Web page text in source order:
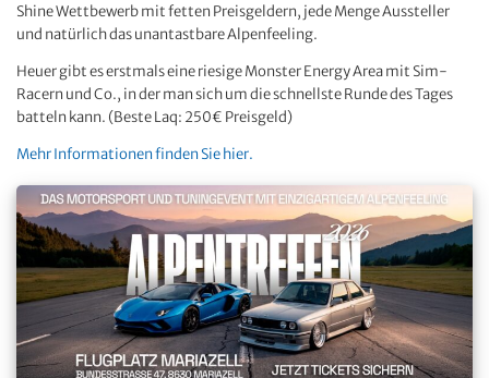
Shine Wettbewerb mit fetten Preisgeldern, jede Menge Aussteller
und natürlich das unantastbare Alpenfeeling.
Heuer gibt es erstmals eine riesige Monster Energy Area mit Sim-
Racern und Co., in der man sich um die schnellste Runde des Tages
batteln kann. (Beste Laq: 250€ Preisgeld)
Mehr Informationen finden Sie hier.